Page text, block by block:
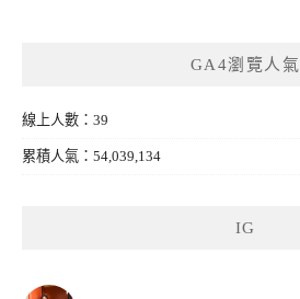
GA4瀏覽人氣
線上人數：39
累積人氣：54,039,134
IG